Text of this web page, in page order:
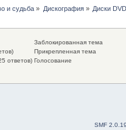
и судьба » Дискография» Диски DVD
ответов)
Заблокированная тема
Прикрепленная тема
Голосование
SMF